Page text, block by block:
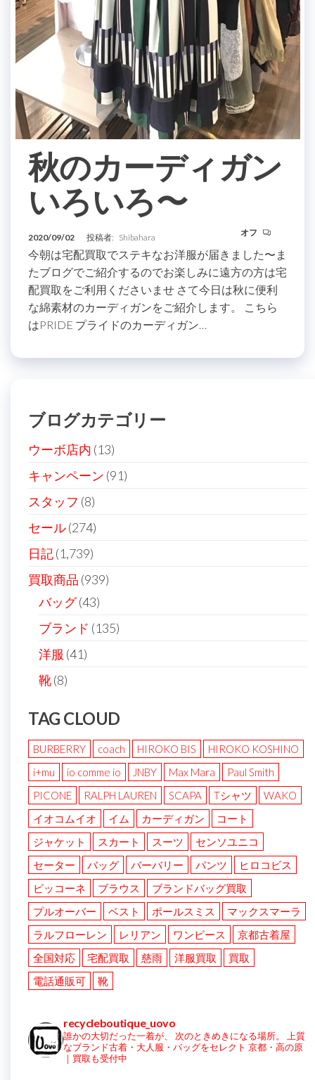
秋のカーディガン
いろいろ〜
2020/09/02 投稿者: Shibahara オフ
今朝は宅配買取でステキなお洋服が届きました〜ま
たブログでご紹介するのでお楽しみに遠方の方は宅
配買取をご利用くださいませ さて今日は秋に便利
な綿素材のカーディガンをご紹介します。 こちら
はPRIDE プライドのカーディガン…
ブログカテゴリー
ウーボ店内 (13)
キャンペーン (91)
スタッフ (8)
セール(274)
日記(1,739)
買取商品 (939)
バッグ(43)
ブランド (135)
洋服 (41)
靴(8)
TAG CLOUD
BURBERRY coach HIROKO BIS
HIROKO KOSHINO
i+mu
io comme io JNBY Max Mara
Paul Smith
PICONE
RALPH LAUREN SCAPA Tシャツ
WAKO
イオコムイオ
イム カーディガン
コート
ジャケット
スカート スーツ
センソユニコ
セーター
バッグ バーバリー パンツ
ヒロコビス
ピッコーネ
ブラウス
ブランドバッグ買取
プルオーバー
ベスト ポールスミス
マックスマーラ
ラルフローレン
レリアン ワンピース
京都古着屋
全国対応
宅配買取 慈雨 洋服買取
買取
電話通販可
靴
recycleboutique_uovo
誰かの大切だった一着が、 次のときめきになる場所。
上質
なブランド古着・大人服・バッグをセレクト 京都・高の原
｜買取も受付中